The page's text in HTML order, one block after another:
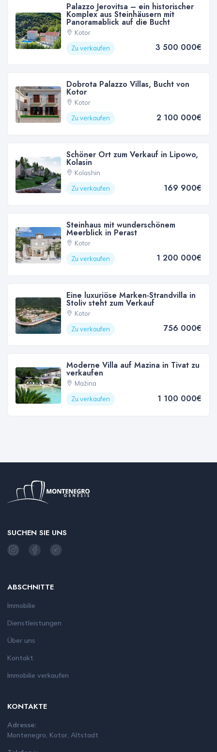
Palazzo Jerovitsa – ein historischer
Komplex aus Steinhäusern mit
Panoramablick auf die Bucht
Kotor
Zu verkaufen
3 500 000€
Dobrota Palazzo Villas, Bucht von
Kotor
Kotor
Zu verkaufen
2 100 000€
Schöner Ort zum Verkauf in Lipowo,
Kolasin
Kolashin
Zu verkaufen
169 900€
Steinhaus mit wunderschönem
Meerblick in Perast
Kotor
Zu verkaufen
1 200 000€
Eine luxuriöse Marken-Strandvilla in
Stoliv steht zum Verkauf
Kotor
Zu verkaufen
756 000€
Moderne Villa auf Mazina in Tivat zu
verkaufen
Mažina
Zu verkaufen
1 100 000€
SUCHEN SIE UNS
ABSCHNITTE
Immobilie
Dienstleistungen
Über uns
Kontakt
Immobilie verkaufen
KONTAKTE
Adresse:
Montenegro, Kotor, Altstadt